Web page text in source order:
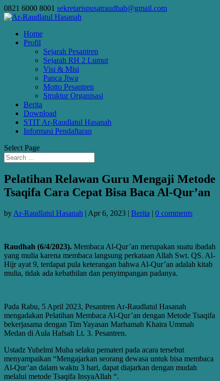
0821 6000 8001 sekretarispusatraudhah@gmail.com
Home
Profil
Sejarah Pesantren
Sejarah RH 2 Lumut
Visi & Misi
Panca Jiwa
Motto Pesantren
Struktur Organisasi
Berita
Download
STIT Ar-Raudlatul Hasanah
Informasi Pendaftaran
Select Page
Pelatihan Relawan Guru Mengaji Metode
Tsaqifa Cara Cepat Bisa Baca Al-Qur’an
by Ar-Raudlatul Hasanah | Apr 6, 2023 | Berita | 0 comments
Raudhah (6/4/2023). Membaca Al-Qur’an merupakan suatu ibadah
yang mulia karena membaca langsung perkataan Allah Swt. QS. Al-
Hijr ayat 9, terdapat pula keterangan bahwa Al-Qur’an adalah kitab
mulia, tidak ada kebathilan dan penyimpangan padanya.
Pada Rabu, 5 April 2023, Pesantren Ar-Raudlatul Hasanah
mengadakan Pelatihan Membaca Al-Qur’an dengan Metode Tsaqifa
bekerjasama dengan Tim Yayasan Marhamah Khaira Ummah
Medan di Aula Hafsah Lt. 3. Pesantren.
Ustadz Yuhelmi Muha selaku pemateri pada acara tersebut
menyampaikan “Mengajarkan seorang dewasa untuk bisa membaca
Al-Qur’an dalam waktu 3 hari, dapat diajarkan dengan mudah
melalui metode Tsaqifa InsyaAllah “.